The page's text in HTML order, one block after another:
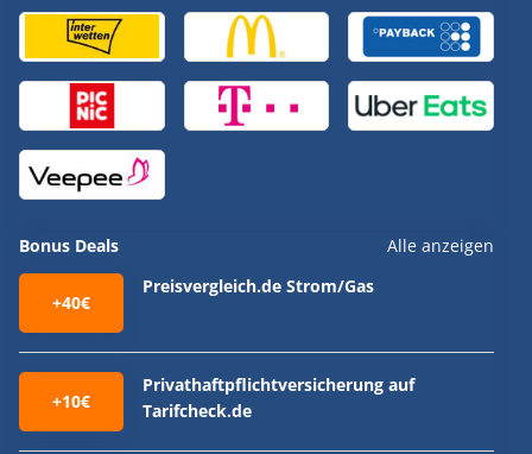
Bonus Deals Alle anzeigen
+40€
Preisvergleich.de Strom/Gas
+10€
Privathaftpflichtversicherung auf
Tarifcheck.de